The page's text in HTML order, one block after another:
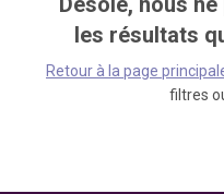
les résultats
Retour à la page
filtres